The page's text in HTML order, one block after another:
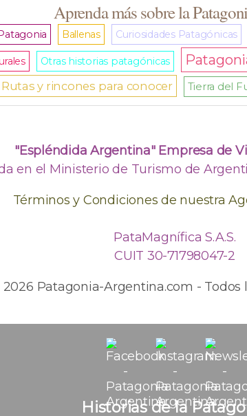
Aprenda más sobre la
Ballenas Curiosidades Patagónicas
Otras historias patagónicas
Rutas y rincones para conocer Tierra del
"Espléndida Argentina" Empresa de
en el Ministerio de Turismo de
Términos y Condiciones de nuestra
PataMagnífica S.A.S.
CUIT 30-71798047-2
2026 Patagonia-Argentina.com - Todos
Historias de la